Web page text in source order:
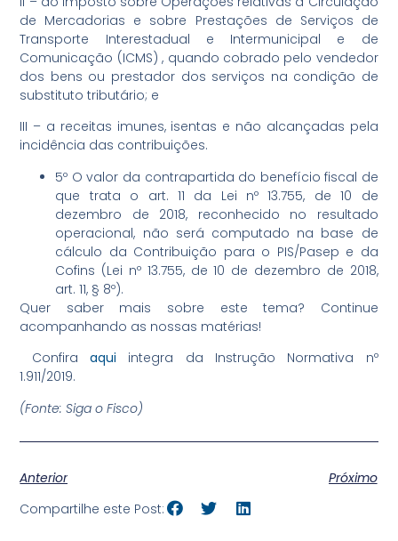
de Mercadorias e sobre Prestações de Serviços de
Transporte Interestadual e Intermunicipal e de
Comunicação (ICMS) , quando cobrado pelo vendedor
dos bens ou prestador dos serviços na condição de
substituto tributário; e
III – a receitas imunes, isentas e não alcançadas pela
incidência das contribuições.
5º O valor da contrapartida do benefício fiscal de
que trata o art. 11 da Lei nº 13.755, de 10 de
dezembro de 2018, reconhecido no resultado
operacional, não será computado na base de
cálculo da Contribuição para o PIS/Pasep e da
Cofins (Lei nº 13.755, de 10 de dezembro de 2018,
art. 11, § 8º).
Quer saber mais sobre este tema? Continue
acompanhando as nossas matérias!
Confiraaqui integra da Instrução Normativa nº
1.911/2019.
(Fonte: Siga o Fisco)
Anterior
Próximo
Compartilhe este Post: